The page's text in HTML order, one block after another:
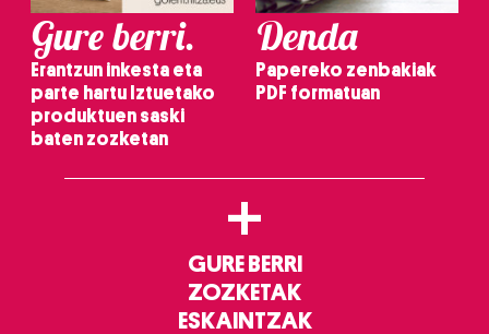
Gure berri.
Erantzun inkesta eta
parte hartu Iztuetako
produktuen saski
baten zozketan
Denda
Papereko zenbakiak
PDF formatuan
+
GURE BERRI
ZOZKETAK
ESKAINTZAK